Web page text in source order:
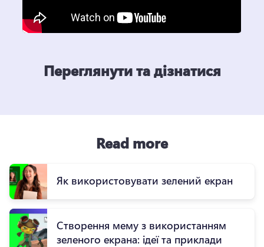
Переглянути та дізнатися
Read more
Як використовувати зелений екран
Створення мему з використанням
зеленого екрана: ідеї та приклади